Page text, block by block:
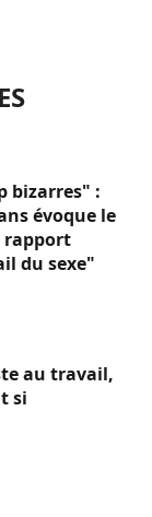
bizarres" :
évoque le
rapport
du sexe"
au travail,
si